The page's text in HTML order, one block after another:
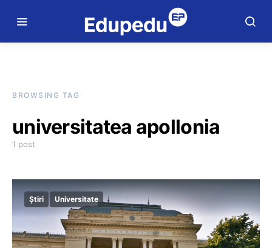
BROWSING TAG
universitatea apollonia
1 post
Știri Universitate